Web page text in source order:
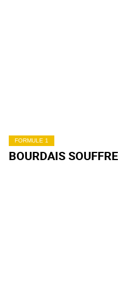
FORMULE 1
BOURDAIS